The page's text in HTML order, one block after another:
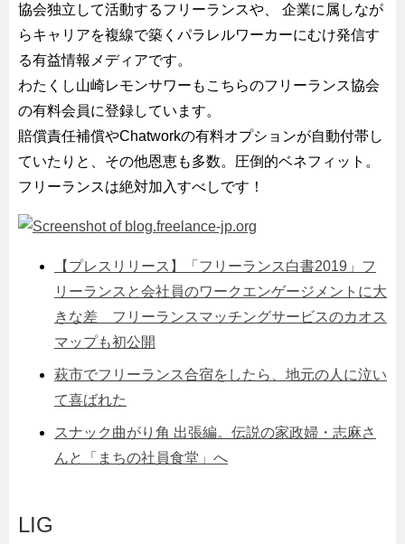
協会独立して活動するフリーランスや、 企業に属しなが
らキャリアを複線で築くパラレルワーカーにむけ発信す
る有益情報メディアです。
わたくし山崎レモンサワーもこちらのフリーランス協会
の有料会員に登録しています。
賠償責任補償やChatworkの有料オプションが自動付帯し
ていたりと、その他恩恵も多数。圧倒的ベネフィット。
フリーランスは絶対加入すべしです！
【プレスリリース】「フリーランス白書2019」フ
リーランスと会社員のワークエンゲージメントに大
きな差 フリーランスマッチングサービスのカオス
マップも初公開
萩市でフリーランス合宿をしたら、地元の人に泣い
て喜ばれた
スナック曲がり角 出張編。伝説の家政婦・志麻さ
んと「まちの社員食堂」へ
LIG